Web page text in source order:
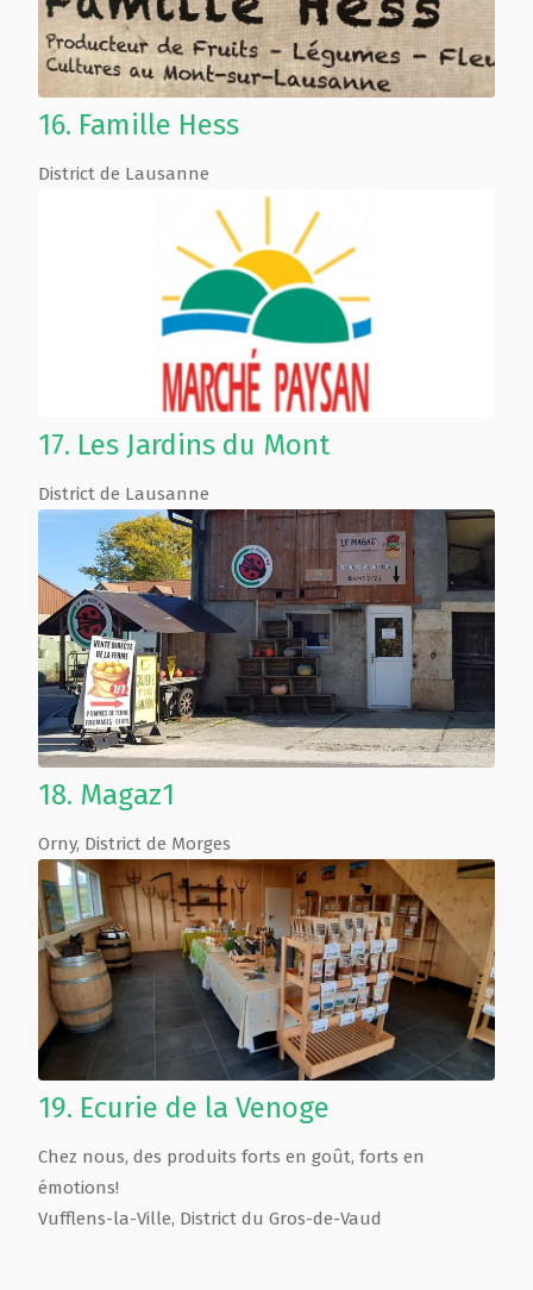
16. Famille Hess
District de Lausanne
17. Les Jardins du Mont
District de Lausanne
18. Magaz1
Orny, District de Morges
19. Ecurie de la Venoge
Chez nous, des produits forts en goût, forts en
émotions!
Vufflens-la-Ville, District du Gros-de-Vaud